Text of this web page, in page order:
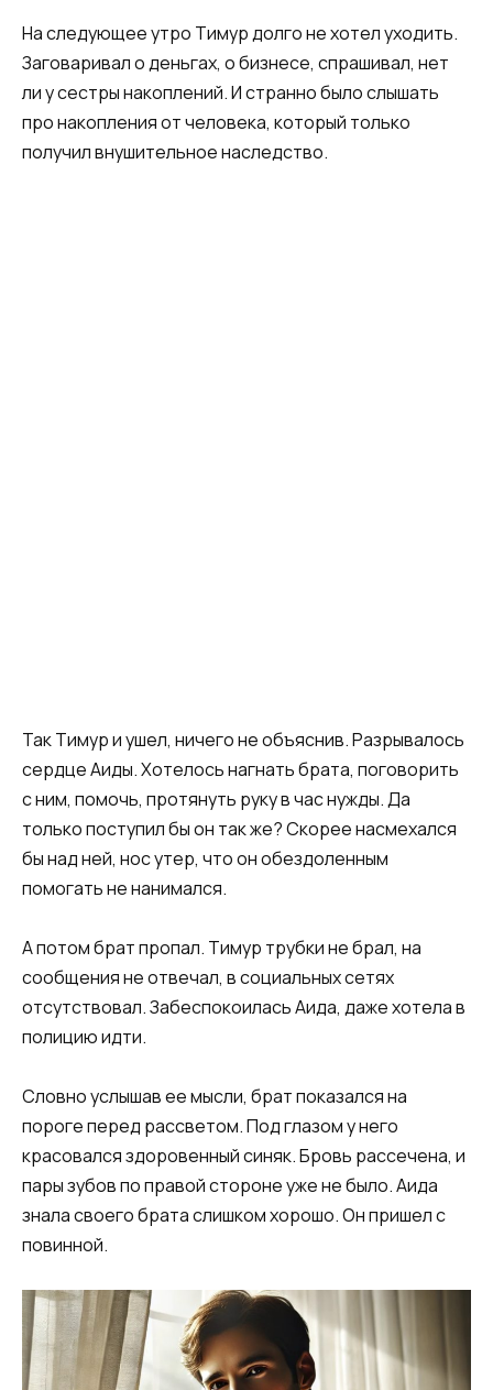
На следующее утро Тимур долго не хотел уходить.
Заговаривал о деньгах, о бизнесе, спрашивал, нет
ли у сестры накоплений. И странно было слышать
про накопления от человека, который только
получил внушительное наследство.
Так Тимур и ушел, ничего не объяснив. Разрывалось
сердце Аиды. Хотелось нагнать брата, поговорить
с ним, помочь, протянуть руку в час нужды. Да
только поступил бы он так же? Скорее насмехался
бы над ней, нос утер, что он обездоленным
помогать не нанимался.
А потом брат пропал. Тимур трубки не брал, на
сообщения не отвечал, в социальных сетях
отсутствовал. Забеспокоилась Аида, даже хотела в
полицию идти.
Словно услышав ее мысли, брат показался на
пороге перед рассветом. Под глазом у него
красовался здоровенный синяк. Бровь рассечена, и
пары зубов по правой стороне уже не было. Аида
знала своего брата слишком хорошо. Он пришел с
повинной.